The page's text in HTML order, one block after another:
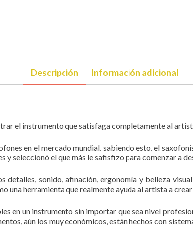
Descripción Información adicional
el instrumento que satisfaga completamente al
en el mercado mundial, sabiendo esto, el
y seleccionó el que más le safisfizo para comenzar a
detalles, sonido, afinación, ergonomía y belleza
una herramienta que realmente ayuda al artista a
en un instrumento sin importar que sea nivel
aún los muy económicos, están hechos con